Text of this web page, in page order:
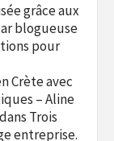
grâce aux
blogueuse
pour
Crète avec
– Aline
dans Trois
entreprise.